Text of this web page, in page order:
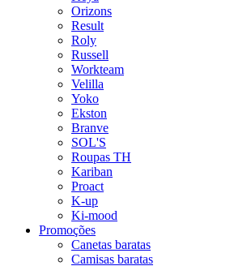
Orizons
Result
Roly
Russell
Workteam
Velilla
Yoko
Ekston
Branve
SOL'S
Roupas TH
Kariban
Proact
K-up
Ki-mood
Promoções
Canetas baratas
Camisas baratas